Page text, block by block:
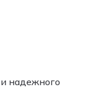
надежного